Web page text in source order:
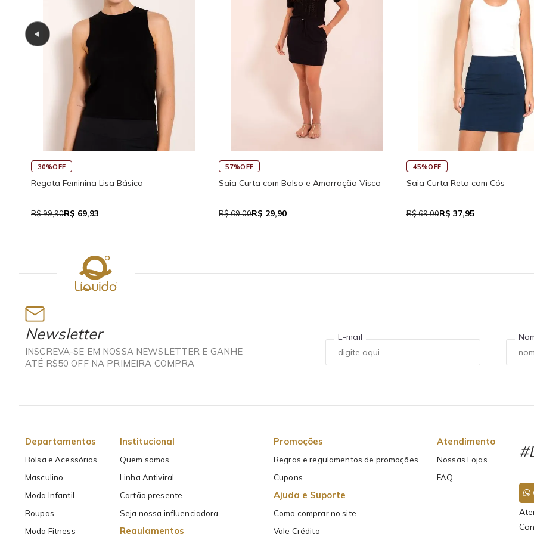
45%OFF
Saia Curta Reta com Cós
R$ 69,00R$ 37,95
30%OFF
Macaquinho Fitness New Ikat Com Abertura
R$ 159,90R$ 111,93
45%OFF
Regata Feminina de Alcinhas
R$ 71,00R$ 39,05
Newsletter
INSCREVA-SE EM NOSSA NEWSLETTER E GANHE
ATÉ R$50 OFF NA PRIMEIRA COMPRA
E-mail
Departamentos
Bolsa e Acessórios
Masculino
Moda Infantil
Roupas
Moda Fitness
Institucional
Quem somos
Linha Antiviral
Cartão presente
Seja nossa influenciadora
Regulamentos
Promoções
Regras e regulamentos de promoções
Cupons
Ajuda e Suporte
Como comprar no site
Vale Crédito
Atendimento
Nossas Lojas
FAQ